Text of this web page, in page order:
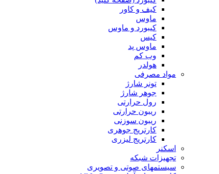
کیف و کاور
ماوس
کیبورد و ماوس
کیس
ماوس پد
وب کم
هولدر
مواد مصرفی
تونر شارژ
جوهر شارژ
رول حرارتی
ریبون حرارتی
ریبون سوزنی
کارتریج جوهری
کارتریج لیزری
اسکنر
تجهیزات شبکه
سیستمهای صوتی و تصویری